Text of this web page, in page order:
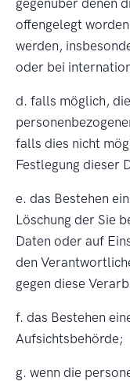
offengelegt
werden,
oder bei
d. falls möglich,
falls dies nicht
Festlegung dieser
e. das Bestehen
Löschung der Sie
Daten oder auf
den
gegen diese
f. das Bestehen
Aufsichtsbehörde;
g. wenn die